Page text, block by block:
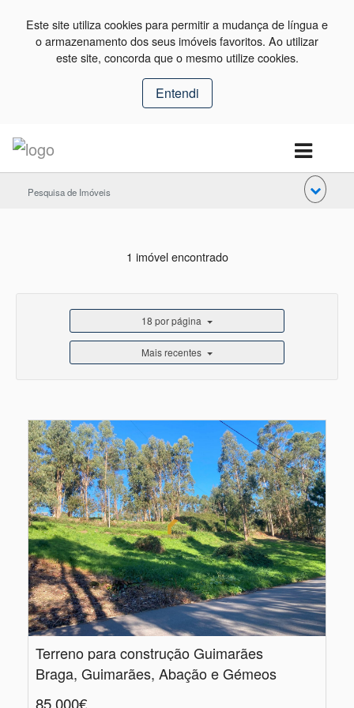
Este site utiliza cookies para permitir a mudança de língua e
o armazenamento dos seus imóveis favoritos. Ao utilizar
este site, concorda que o mesmo utilize cookies.
Entendi
Pesquisa de Imóveis
1 imóvel encontrado
18 por página
Mais recentes
Terreno para construção Guimarães
Braga, Guimarães, Abação e Gémeos
85.000€